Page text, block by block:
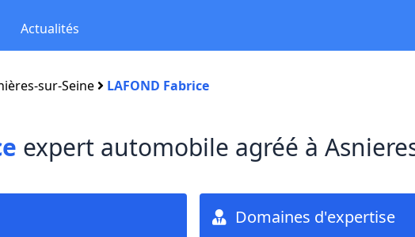
Actualités
sur-Seine LAFOND Fabrice
expert automobile agréé à
Domaines d'expertise